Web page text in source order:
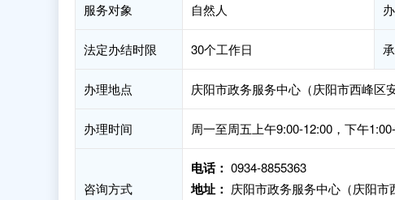
服务对象 自然人
法定办结时限 30个工作日
办理地点 庆阳市政务服务中心（庆阳市西峰区
办理时间 周一至周五上午9:00-12:00，下午
咨询方式
电话： 0934-8855363
地址： 庆阳市政务服务中心（庆阳